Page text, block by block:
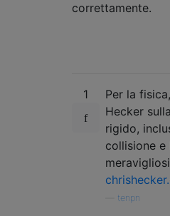
correttamente.
1
Per la
Hecker
rigido,
collisione e
tenpn